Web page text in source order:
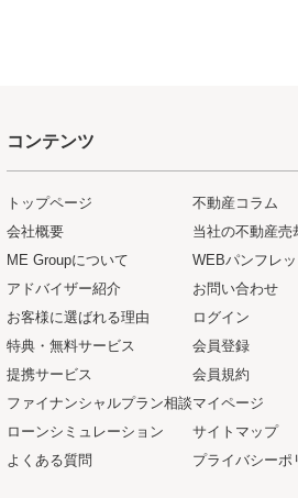
コンテンツ
トップページ
会社概要
ME Groupについて
アドバイザー紹介
お客様に選ばれる理由
特典・無料サービス
提携サービス
ファイナンシャルプラン相談
ローンシミュレーション
よくある質問
不動産コラム
当社の不動産売
WEBパンフレッ
お問い合わせ
ログイン
会員登録
会員規約
マイページ
サイトマップ
プライバシーポ